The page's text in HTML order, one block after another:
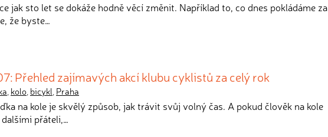
jak sto let se dokáže hodně věcí změnit. Například to, co dnes pokládáme za
že byste…
Přehled zajímavých akcí klubu cyklistů za celý rok
, kolo, bicykl, Praha
na kole je skvělý způsob, jak trávit svůj volný čas. A pokud člověk na kole
přáteli,…